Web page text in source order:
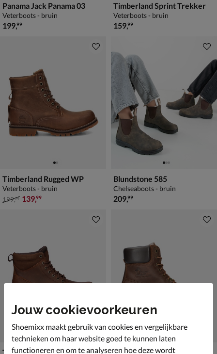
Panama Jack Panama 03
Veterboots - bruin
€ 199,99
199,99
Timberland Sprint Trekker
Veterboots - bruin
€ 159,99
159,99
Timberland Rugged WP
Veterboots - bruin
van € 199,99 voor € 139,99
199,99 139,99
Blundstone 585
Chelseaboots - bruin
€ 209,99
209,99
Jouw cookievoorkeuren
Shoemixx maakt gebruik van cookies en vergelijkbare
technieken om haar website goed te kunnen laten
functioneren en om te analyseren hoe deze wordt